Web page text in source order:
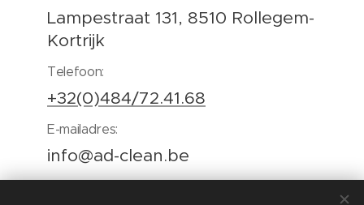
Lampestraat 131, 8510 Rollegem-
Kortrijk
Telefoon:
+32(0)484/72.41.68
E-mailadres:
info@ad-clean.be